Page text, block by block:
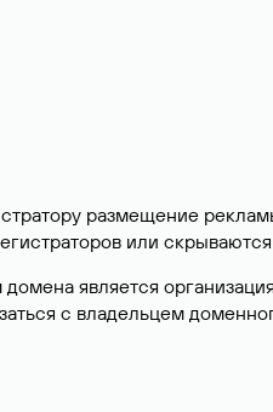
размещение
или
является
с владельцем